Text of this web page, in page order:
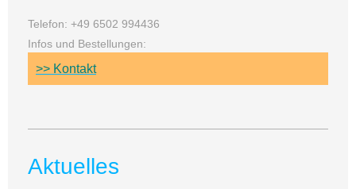
Telefon: +49 6502 994436
Infos und Bestellungen:
>> Kontakt
Aktuelles